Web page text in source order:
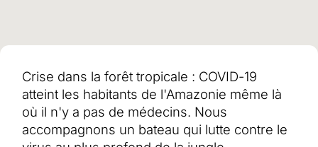
Testament et legs
Philanthropie
Coopération entre entreprises
Séisme au Venezuela
Aide à l'Ukraine
Aide au Soudan
Rapport annuel et finances
Afrique
Amérique latine
Moyen-Orient et Europe
Crise dans la forêt tropicale : COVID-19
atteint les habitants de l'Amazonie même là
où il n'y a pas de médecins. Nous
accompagnons un bateau qui lutte contre le